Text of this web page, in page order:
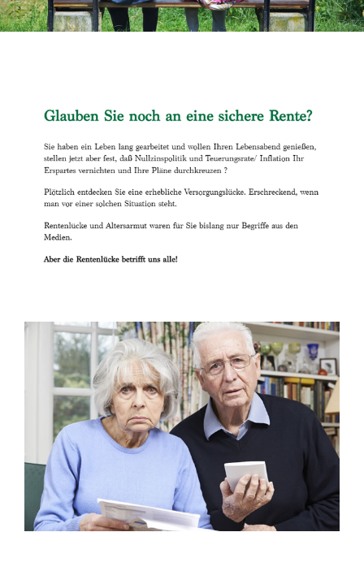
Versicherungsberatung